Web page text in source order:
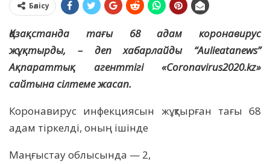
Бөлісу
Қазақстанда тағы 68 адам коронавирус
жұқтырды, – деп хабарлайды “Aulieatanews”
Ақпараттық агенттігі «Сoronavirus2020.kz»
сайтына сілтеме жасап.
Коронавирус инфекциясын жұқтырған тағы 68
адам тіркелді, оның ішінде
Маңғыстау облысында — 2,